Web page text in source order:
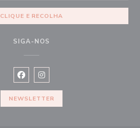
CLIQUE E RECOLHA
SIGA-NOS
Facebook ((abre numa nova janela))
Instagram ((abre numa nova
NEWSLETTER